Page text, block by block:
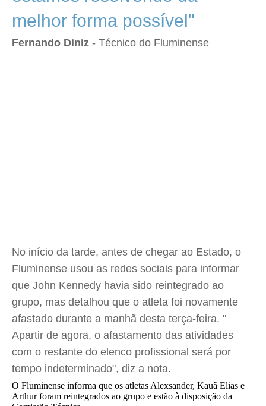
melhor forma possível"
Fernando Diniz - Técnico do Fluminense
No início da tarde, antes de chegar ao Estado, o
Fluminense usou as redes sociais para informar
que John Kennedy havia sido reintegrado ao
grupo, mas detalhou que o atleta foi novamente
afastado durante a manhã desta terça-feira. "
Apartir de agora, o afastamento das atividades
com o restante do elenco profissional será por
tempo indeterminado", diz a nota.
O Fluminense informa que os atletas Alexsander, Kauã Elias e
Arthur foram reintegrados ao grupo e estão à disposição da